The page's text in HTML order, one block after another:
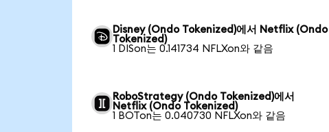
Disney (Ondo Tokenized)에서 Netflix (Ondo
Tokenized)
1 DISon는 0.141734 NFLXon와 같음
RoboStrategy (Ondo Tokenized)에서
Netflix (Ondo Tokenized)
1 BOTon는 0.040730 NFLXon와 같음